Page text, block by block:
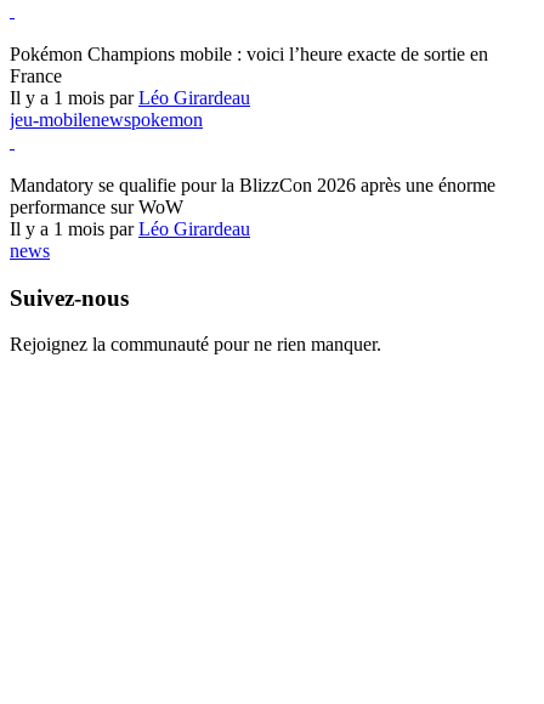
Pokémon Champions mobile : voici l’heure exacte de sortie en
France
Il y a 1 mois parLéo Girardeau
jeu-mobilenewspokemon
Mandatory se qualifie pour la BlizzCon 2026 après une énorme
performance sur WoW
Il y a 1 mois parLéo Girardeau
news
Suivez-nous
Rejoignez la communauté pour ne rien manquer.